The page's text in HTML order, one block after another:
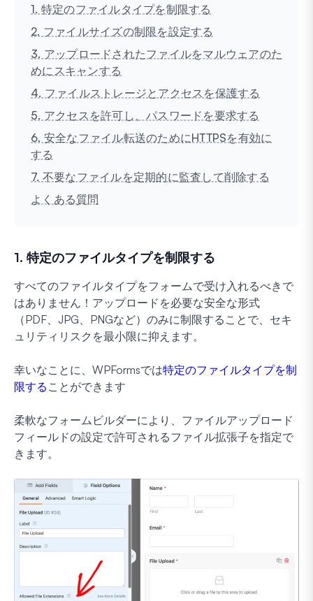
1. 特定のファイルタイプを制限する
2. ファイルサイズの制限を設定する
3. アップロードされたファイルをマルウェアのた
めにスキャンする
4. ファイルストレージとアクセスを保護する
5. アクセスを許可し、パスワードを要求する
6. 安全なファイル転送のためにHTTPSを有効に
する
7. 不要なファイルを定期的に監査して削除する
よくある質問
1. 特定のファイルタイプを制限する
すべてのファイルタイプをフォームで受け入れるべきで
はありません！アップロードを必要な安全な形式
（PDF、JPG、PNGなど）のみに制限することで、セキ
ュリティリスクを最小限に抑えます。
幸いなことに、WPFormsでは特定のファイルタイプを制
限する ことができます
柔軟なフォームビルダーにより、ファイルアップロード
フィールドの設定で許可されるファイル拡張子を指定で
きます。